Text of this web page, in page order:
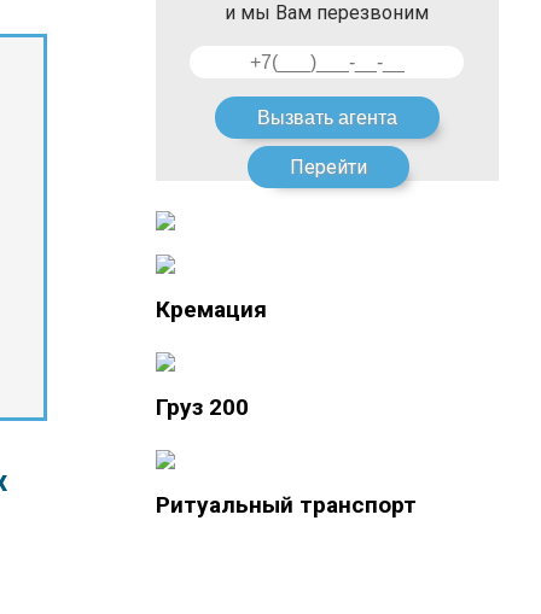
и мы Вам перезвоним
Перейти
Кремация
Груз 200
Ритуальный транспорт